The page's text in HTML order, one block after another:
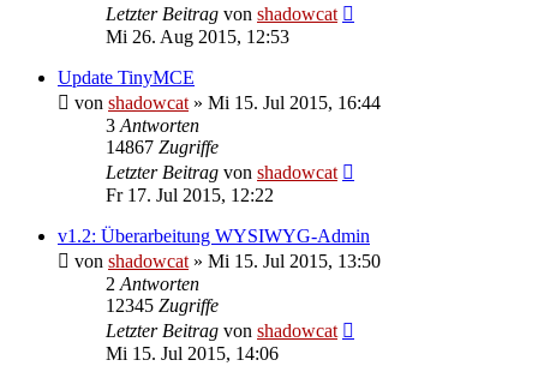
Letzter Beitrag von shadowcat
Mi 26. Aug 2015, 12:53
Update TinyMCE
von shadowcat » Mi 15. Jul 2015, 16:44
3 Antworten
14867 Zugriffe
Letzter Beitrag von shadowcat
Fr 17. Jul 2015, 12:22
v1.2: Überarbeitung WYSIWYG-Admin
von shadowcat » Mi 15. Jul 2015, 13:50
2 Antworten
12345 Zugriffe
Letzter Beitrag von shadowcat
Mi 15. Jul 2015, 14:06